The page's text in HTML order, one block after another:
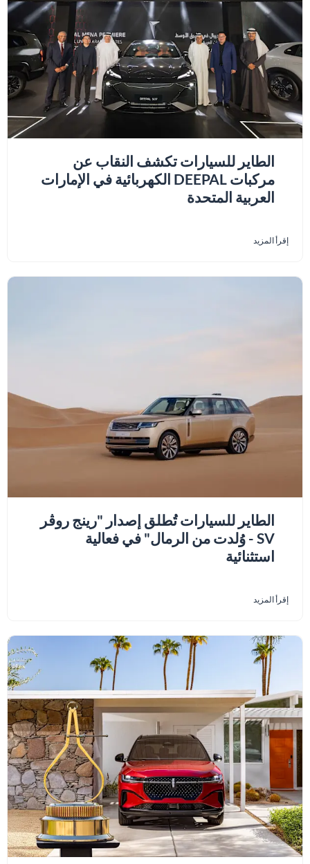
الطاير للسيارات تكشف النقاب عن
مركبات DEEPAL الكهربائية في الإمارات
العربية المتحدة
إقرأ المزيد
الطاير للسيارات تُطلق إصدار "رينج روڤر
SV - وُلدت من الرمال" في فعالية
استثنائية
إقرأ المزيد